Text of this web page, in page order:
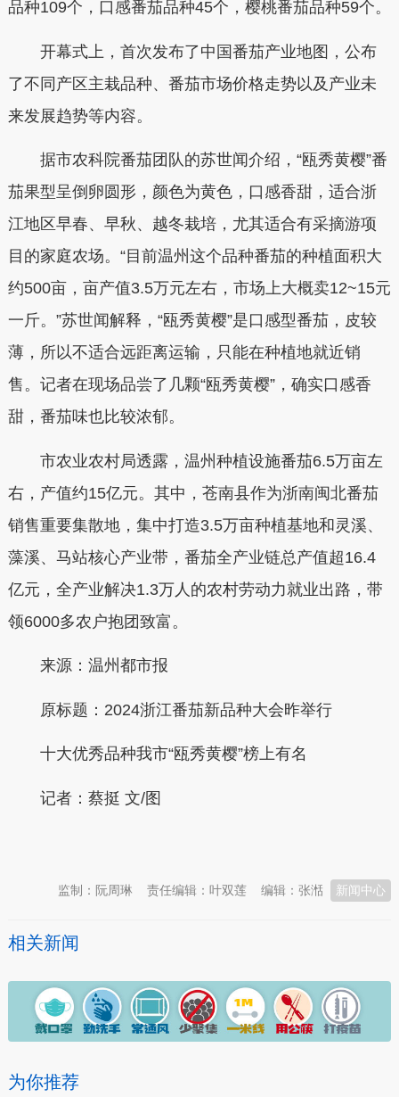
品种109个，口感番茄品种45个，樱桃番茄品种59个。
开幕式上，首次发布了中国番茄产业地图，公布
了不同产区主栽品种、番茄市场价格走势以及产业未
来发展趋势等内容。
据市农科院番茄团队的苏世闻介绍，“瓯秀黄樱”番
茄果型呈倒卵圆形，颜色为黄色，口感香甜，适合浙
江地区早春、早秋、越冬栽培，尤其适合有采摘游项
目的家庭农场。“目前温州这个品种番茄的种植面积大
约500亩，亩产值3.5万元左右，市场上大概卖12~15元
一斤。”苏世闻解释，“瓯秀黄樱”是口感型番茄，皮较
薄，所以不适合远距离运输，只能在种植地就近销
售。记者在现场品尝了几颗“瓯秀黄樱”，确实口感香
甜，番茄味也比较浓郁。
市农业农村局透露，温州种植设施番茄6.5万亩左
右，产值约15亿元。其中，苍南县作为浙南闽北番茄
销售重要集散地，集中打造3.5万亩种植基地和灵溪、
藻溪、马站核心产业带，番茄全产业链总产值超16.4
亿元，全产业解决1.3万人的农村劳动力就业出路，带
领6000多农户抱团致富。
来源：温州都市报
原标题：2024浙江番茄新品种大会昨举行
十大优秀品种我市“瓯秀黄樱”榜上有名
记者：蔡挺 文/图
新闻中心
编辑：张湉
责任编辑：叶双莲
监制：阮周琳
相关新闻
为你推荐